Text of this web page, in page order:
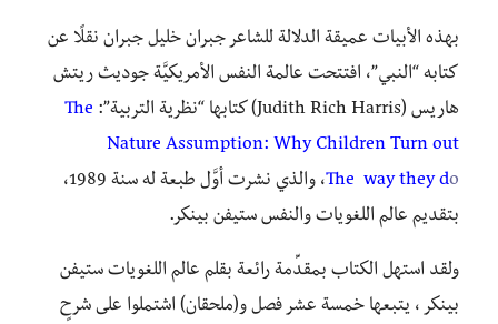
بهذه الأبيات عميقة الدلالة للشاعر جبران خليل جبران نقلًا عن
كتابه “النبي”، افتتحت عالمة النفس الأمريكيَّة جوديث ريتش
هاريس (Judith Rich Harris) كتابها “نظرية التربية”:
The
Nature Assumption: Why Children Turn out
The way they do
، والذي نشرت أوَّل طبعة له سنة 1989،
بتقديم عالم اللغويات والنفس ستيفن بينكر.
ولقد استهل الكتاب بمقدِّمة رائعة بقلم عالم اللغويات ستيفن
بينكر ، يتبعها خمسة عشر فصل و(ملحقان) اشتملوا على شرحٍ